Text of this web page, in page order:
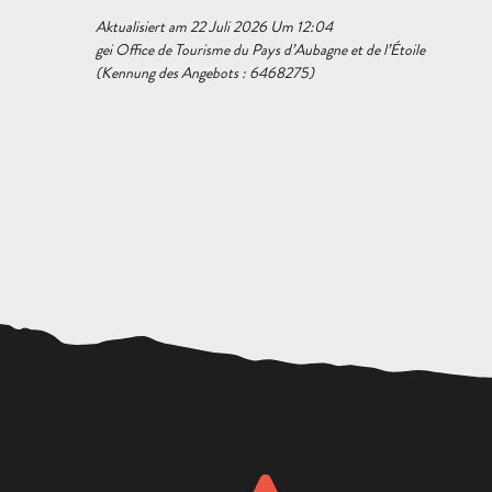
Aktualisiert am 22 Juli 2026 Um 12:04
gei Office de Tourisme du Pays d’Aubagne et de l’Étoile
(Kennung des Angebots :6468275)